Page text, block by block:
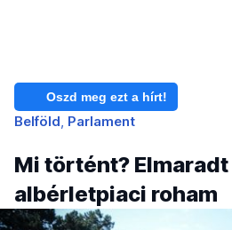
Oszd meg ezt a hírt!
Belföld Parlament
Mi történt? Elmaradt
albérletpiaci roham